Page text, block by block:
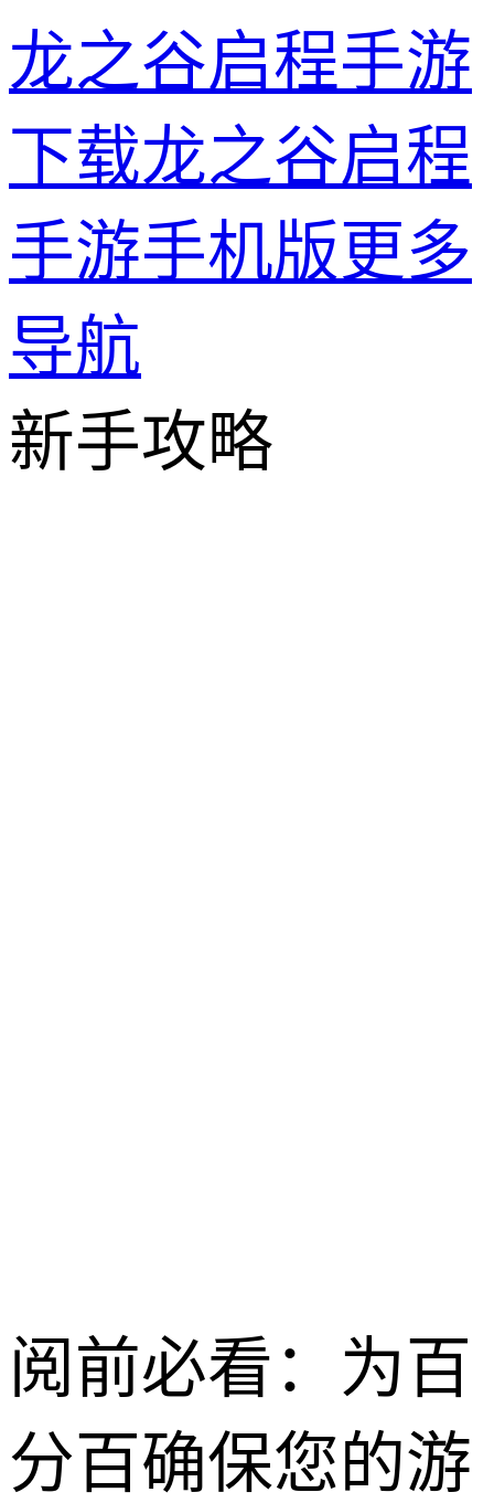
龙之谷启程手游
下载龙之谷启程
手游手机版更多
导航
新手攻略
阅前必看：为百
分百确保您的游